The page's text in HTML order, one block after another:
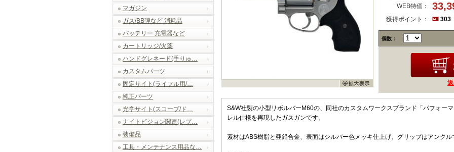
マガジン
ガス/BB弾など 消耗品
バッテリー 充電器など
カートリッジ/火薬
ハンドグレネード(手りゅ…
カスタムパーツ
固定サイト(ライフル用/…
純正パーツ
光学サイト(スコープ/ド…
ナイトビジョン関連(レプ…
装備品
工具・メンテナンス用品な…
WEB特価：
獲得ポイント： 303
個数：
S&W社製の小型リボルバーM60の、同社のカスタムワークスブランド「パフォー
レル仕様を再現したガスガンです。
素材はABS樹脂と亜鉛合金、表面はシルバー色メッキ仕上げ、グリップはアンク